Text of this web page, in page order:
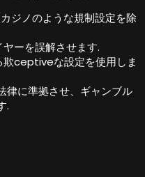
ジノのような規制設定を除
ーを誤解させます.
欺ceptiveな設定を使用しま
律に準拠させ、ギャンブル
.